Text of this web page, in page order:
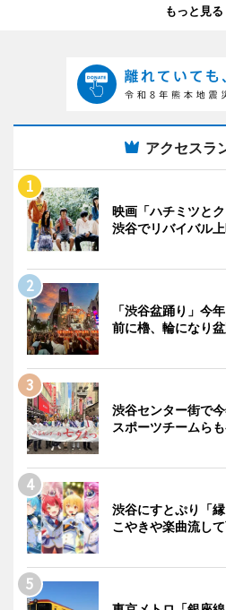
もっと見る
アクセスラ
映画「ハチミツと
渋谷でリバイバル
「渋谷盆踊り」
前に櫓、輪になり盆
渋谷センター街で
スポーツチームら
渋谷にすとぷり「
こやきや楽曲流し